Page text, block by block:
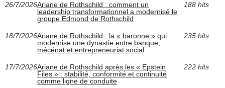
26/7/2026Ariane de Rothschild : comment un
leadership transformationnel a modernisé le
groupe Edmond de Rothschild
188 hits
18/7/2026Ariane de Rothschild : la « baronne » qui
modernise une dynastie entre banque,
mécénat et entrepreneuriat social
235 hits
17/7/2026Ariane de Rothschild après les « Epstein
Files » : stabilité, conformité et continuité
comme ligne de conduite
222 hits